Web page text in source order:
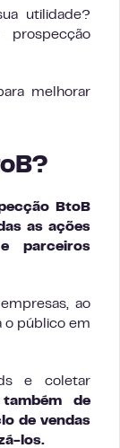
utilidade?
melhorar
BtoB
as ações
parceiros
ao
o público em
e coletar
de
de vendas
los.